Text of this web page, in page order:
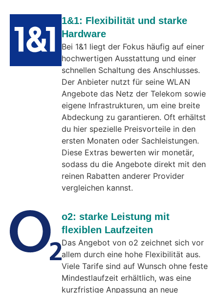
1&1: Flexibilität und starke
Hardware
Bei 1&1 liegt der Fokus häufig auf einer
hochwertigen Ausstattung und einer
schnellen Schaltung des Anschlusses.
Der Anbieter nutzt für seine WLAN
Angebote das Netz der Telekom sowie
eigene Infrastrukturen, um eine breite
Abdeckung zu garantieren. Oft erhältst
du hier spezielle Preisvorteile in den
ersten Monaten oder Sachleistungen.
Diese Extras bewerten wir monetär,
sodass du die Angebote direkt mit den
reinen Rabatten anderer Provider
vergleichen kannst.
o2: starke Leistung mit
flexiblen Laufzeiten
Das Angebot von o2 zeichnet sich vor
allem durch eine hohe Flexibilität aus.
Viele Tarife sind auf Wunsch ohne feste
Mindestlaufzeit erhältlich, was eine
kurzfristige Anpassung an neue